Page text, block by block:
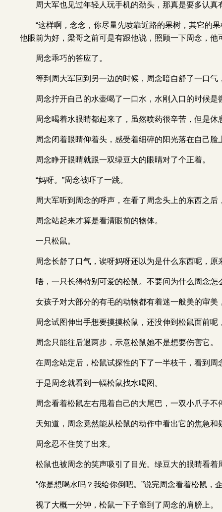
周大军也见过年轻人玩手机的劲头，那真是要多认
“这样啊，念念，你尽量先喷靠近路的果树，其它的
他眼前为好，梁哥之前可是有跟他说，照顾一下周念，他
周念乖巧的答应了。
等到周大军回到另一边的时候，周念暗自舒了一口气
周念拧开自己的水壶喝了一口水，水刚入口的时候
周念喝着水眼睛都起来了，虽然喷药很辛苦，但是
周念闭着眼睛仰着头，感受着细碎的阳光落在自己
周念睁开眼睛就跟一双绿豆大的眼睛对了个正着。
“妈呀。”周念被吓了一跳。
周大军听到周念的呼声，在看了周念头上的东西之
周念站起来才算是看清眼前的物体。
一只松鼠。
周念长舒了口气，诶呀妈呀还以为是什么东西呢，原
唔，一只长得特别可爱的松鼠。不要问为什么周念
女孩子对大部分的有毛的动物都有着迷一般美的审美
周念试图伸出手想要摸摸松鼠，还没伸到松鼠面前
周念只能往后退两步，示意松鼠她不是想要伤害它。
在周念站定后，松鼠试探性的下了一半枝干，看到
于是周念就看到一幅松鼠找水喝图。
周念看着松鼠左右甩着自己的大尾巴，一双小爪子
天知道，周念竟然能从松鼠的动作中看出它的焦急和
周念忍不住笑了出来。
松鼠也被周念的笑声吸引了目光。绿豆大的眼睛看
“你是想喝水吗？我给你倒吧。”说完周念看着松鼠，
视了大概一分钟，松鼠一下子窜到了周念的肩膀上。